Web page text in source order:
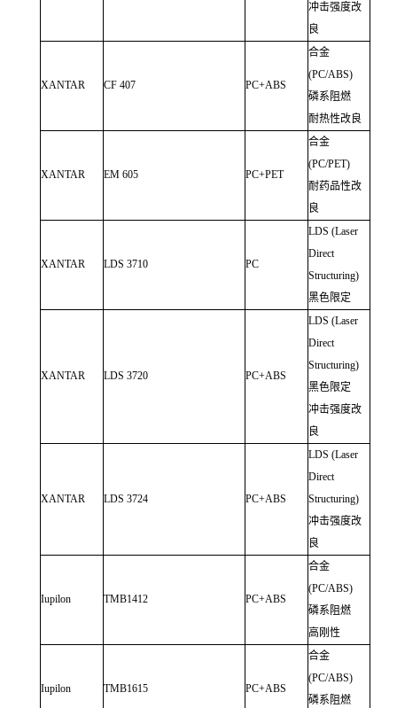
冲击强度改
良
XANTAR CF 407 PC+ABS
合金
(PC/ABS)
磷系阻燃
耐热性改良
XANTAR EM 605 PC+PET
合金
(PC/PET)
耐药品性改
良
XANTAR LDS 3710 PC
LDS (Laser
Direct
Structuring)
黑色限定
XANTAR LDS 3720 PC+ABS
LDS (Laser
Direct
Structuring)
黑色限定
冲击强度改
良
XANTAR LDS 3724 PC+ABS
LDS (Laser
Direct
Structuring)
冲击强度改
良
Iupilon TMB1412 PC+ABS
合金
(PC/ABS)
磷系阻燃
高刚性
Iupilon TMB1615 PC+ABS
合金
(PC/ABS)
磷系阻燃